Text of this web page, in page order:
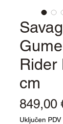
Rider
cm
849,00
Uključen PDV